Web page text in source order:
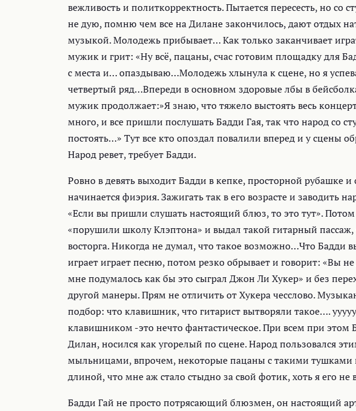
вежливость и политкорректность. Пытается пересесть, но со
не дую, помню чем все на Дилане закончилось, дают отдых
музыкой. Молодежь прибывает… Как только заканчивает
мужик и грит: «Ну всё, пацаны, счас готовим площадку для
с места и… опаздываю…Молодежь хлынула к сцене, но я
четвертый ряд…Впереди в основном здоровые лбы в
мужик продолжает:»Я знаю, что тяжело выстоять весь
много, и все пришли послушать Бадди Гая, так что народ со
постоять…» Тут все кто опоздал повалили вперед и у сцены
Народ ревет, требует Бадди.
Ровно в девять выходит Бадди в кепке, просторной рубашке
начинается фиэрия. Зажигать так в его возрасте и заводить
«Если вы пришли слушать настоящий блюз, то это тут».
«порушили школу Клэптона» и выдал такой гитарный пассаж,
восторга. Никогда не думал, что такое возможно…Что Бадди
играет играет песню, потом резко обрывает и говорит: «Вы
мне подумалось как бы это сыграл Джон Ли Хукер» и без
другой манеры. Прям не отличить от Хукера чесслово.
подбор: что клавишник, что гитарист вытворяли такое….
клавишником -это нечто фантастическое. При всем при этом
Дилан, носился как угорелый по сцене. Народ пользовался
мыльницами, впрочем, некоторые пацаны с такими тушками
длиной, что мне аж стало стыдно за свой фотик, хоть я его не
Бадди Гай не просто потрясающий блюзмен, он настоящий